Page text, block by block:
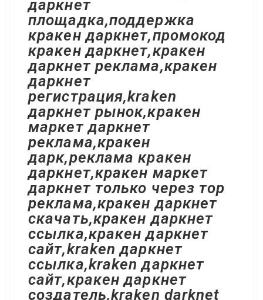
даркнет
площадка,поддержка
кракен даркнет,промокод
кракен даркнет,кракен
даркнет реклама,кракен
даркнет
регистрация,kraken
даркнет рынок,кракен
маркет даркнет
реклама,кракен
дарк,реклама кракен
даркнет,кракен маркет
даркнет только через тор
реклама,кракен даркнет
скачать,кракен даркнет
ссылка,кракен даркнет
сайт,kraken даркнет
ссылка,kraken даркнет
сайт,кракен даркнет
создатель,kraken darknet